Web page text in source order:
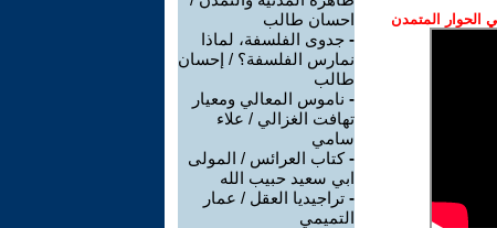
المتمدن
احسان طالب
- جدوى الفلسفة، لماذا
نمارس الفلسفة؟ / إحسان
طالب
- ناموس المعالي ومعيار
تهافت الغزالي / علاء
سامي
-كتاب العرائس / المولى
ابي سعيد حبيب الله
- تراجيديا العقل / عمار
التميمي